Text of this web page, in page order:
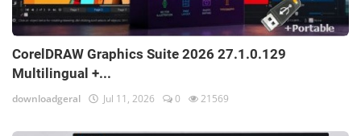
CorelDRAW Graphics Suite 2026 27.1.0.129
Multilingual +...
downloadgeral Jul 11, 2026 0 21569